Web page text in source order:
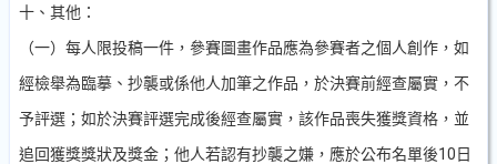
十、其他：
（一）每人限投稿一件，參賽圖畫作品應為參賽者之個人創作，如
經檢舉為臨摹、抄襲或係他人加筆之作品，於決賽前經查屬實，不
予評選；如於決賽評選完成後經查屬實，該作品喪失獲獎資格，並
追回獲獎獎狀及獎金；他人若認有抄襲之嫌，應於公布名單後10 日